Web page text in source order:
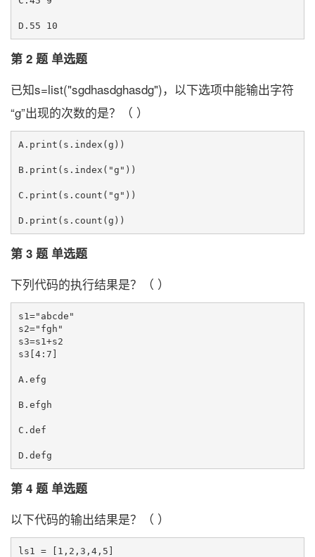
第 2 题 单选题
已知s=list("sgdhasdghasdg")，以下选项中能输出字符
“g”出现的次数的是？（ ）
A.print(s.index(g))
B.print(s.index("g"))
C.print(s.count("g"))
第 3 题 单选题
下列代码的执行结果是？（ ）
s1="abcde"
s2="fgh"
s3=s1+s2
s3[4:7]
A.efg
B.efgh
C.def
第 4 题 单选题
以下代码的输出结果是？（ ）
ls1 = [1,2,3,4,5]